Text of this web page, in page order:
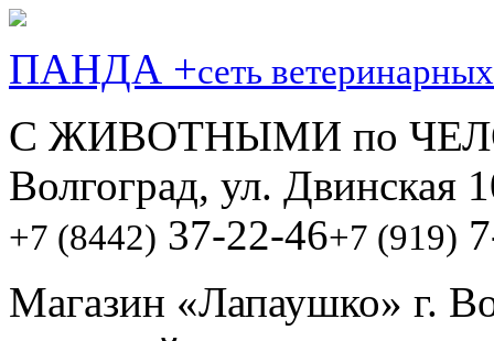
ПАНДА +сеть
С ЖИВОТНЫМИ по
Волгоград, ул. Двинская
+7 (8442) 37-22-46+7 (919)
Магазин «Лапаушко» г.